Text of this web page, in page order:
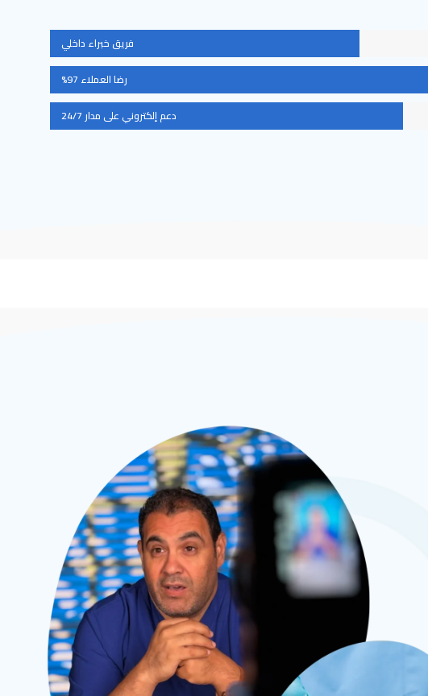
فريق خبراء داخلي
رضا العملاء 97%
دعم إلكتروني على مدار 24/7